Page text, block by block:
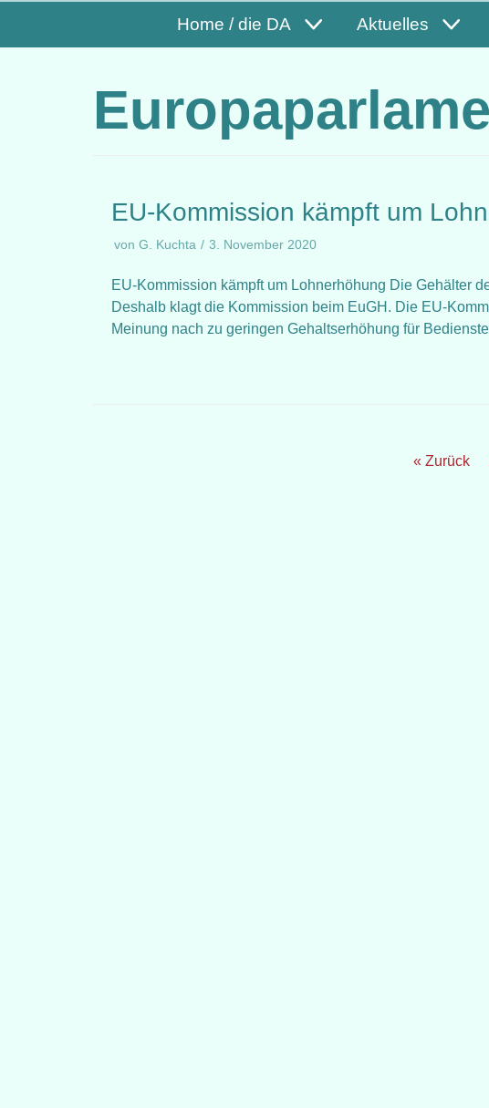
Home / die DA Aktuelles
EU-Kommission kämpft um
von G. Kuchta 3. November 2020
EU-Kommission kämpft um Lohnerhöhung Die Gehälter
Deshalb klagt die Kommission beim EuGH. Die EU-
Meinung nach zu geringen Gehaltserhöhung für
« Zurück